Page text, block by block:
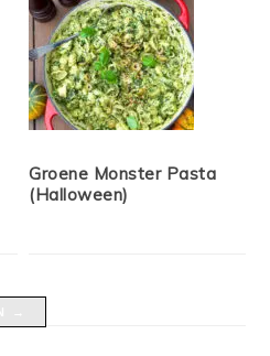
Groene Monster Pasta
(Halloween)